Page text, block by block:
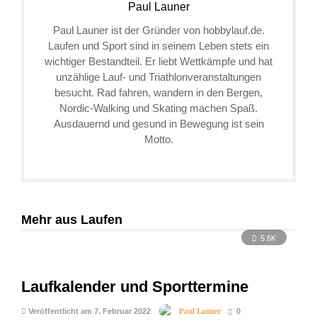
Paul Launer
Paul Launer ist der Gründer von hobbylauf.de.
Laufen und Sport sind in seinem Leben stets ein
wichtiger Bestandteil. Er liebt Wettkämpfe und hat
unzählige Lauf- und Triathlonveranstaltungen
besucht. Rad fahren, wandern in den Bergen,
Nordic-Walking und Skating machen Spaß.
Ausdauernd und gesund in Bewegung ist sein
Motto.
Mehr aus Laufen
5.6K
Laufkalender und Sporttermine
Veröffentlicht am 7. Februar 2022 Paul Launer 0